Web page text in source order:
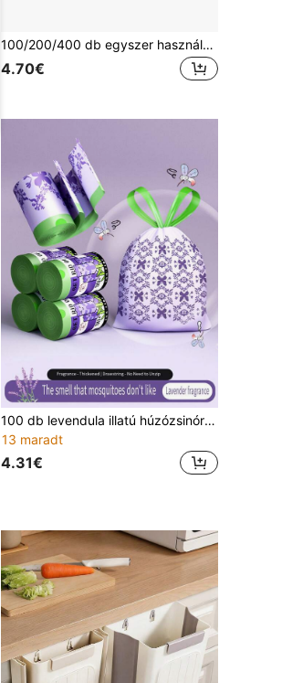
100/200/400 db egyszer használatos mini szemeteszsák, kis műanyag szemeteszsák, szivárgásmentes, hatékony szagcsökkentő, irodába, autóba, konyhába, fürdőszobába, otthonra, nappaliba, kollégiumba, iskolába és egyéb helyekre, tisztítószerek tárolózsák, háztartási alaptermék, hulladékgondoskodás
4.70€
100 db levendula illatú húzózsinóros szemeteszsák, nagy teherbírású, nagy méretű, többcélú, nagy sűrűségű polietilénből készült, eldobható szúnyogriasztó szemeteszsák konyhába, fürdőszobába, hálószobába, nappaliba és WC-be
13 maradt
4.31€